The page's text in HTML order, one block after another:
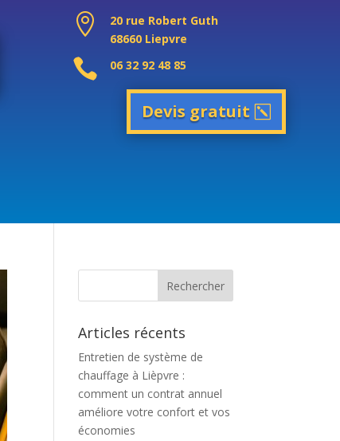

20 rue Robert Guth
68660 Liepvre
 06 32 92 48 85
Devis gratuit
Articles récents
Entretien de système de
chauffage à Lièpvre :
comment un contrat annuel
améliore votre confort et vos
économies